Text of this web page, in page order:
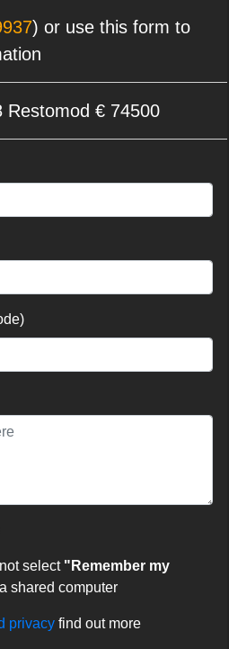
) or use this form to
Restomod € 74500
select "Remember my
shared computer
privacy find out more